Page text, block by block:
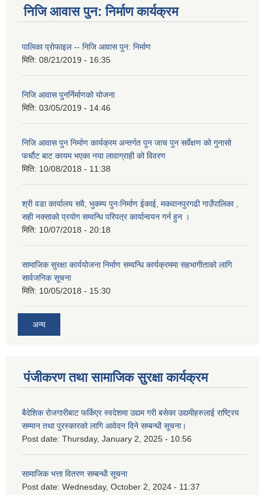
निजि आवास पुन: निर्माण कार्यक्रम
पालिका प्राेफाइल -- निजि आवास पुन: निर्माण
मिति: 08/21/2019 - 16:35
निजि आवास पुनर्निर्माणको योजना
मिति: 03/05/2019 - 14:46
निजि आवास पुन निर्माण कार्यक्रम अन्तर्गत पुन जाच पुन सर्वेक्षण को गुनासो
फर्चौट बाट कायम भएका नया लावाग्राही को विवरण
मिति: 10/08/2018 - 11:38
श्री वडा कार्यालय सवै, भुकम्प पुनःनिर्माण ईकाई, मकवानपुरगढी गाउँपालिका ,
सही नक्साको प्रयोग सम्वन्धि परिपत्र कार्यान्वयन गर्न हुन ।
मिति: 10/07/2018 - 20:18
सामाजिक सुरक्षा कार्ययोजना निर्माण सम्वन्धि कार्यक्रममा सहभागीताको लागि
सार्वजनिक सूचना
मिति: 10/05/2018 - 15:30
अन्य
पंजीकरण तथा सामाजिक सुरक्षा कार्यक्रम
बैदेशिक रोजगारीबाट फर्किएर स्वदेशमा उद्यम गरी बसेका उद्यमीहरुलाई राष्‍ट्रिय
सम्मान तथा पुरस्कारको लागि आवेदन दिने सम्बन्धी सूचना।
Post date: Thursday, January 2, 2025 - 10:56
सामाजिक भत्ता वितरण सम्बन्धी सूचना
Post date: Wednesday, October 2, 2024 - 11:37